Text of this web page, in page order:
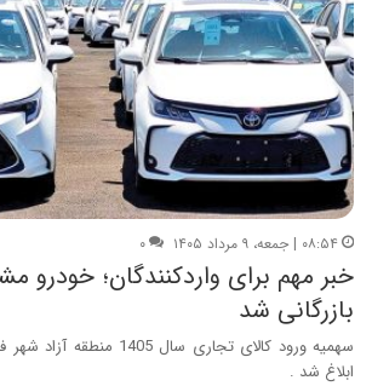
۰۸:۵۴ | جمعه، ۹ مرداد ۱۴۰۵ ۰
خبر مهم برای واردکنندگان؛
بازرگانی شد
سهمیه ورود کالای تجاری سال
ابلاغ شد .